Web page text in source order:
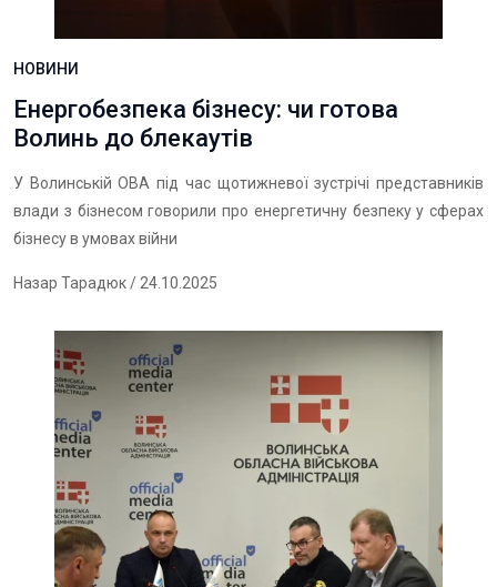
НОВИНИ
Енергобезпека бізнесу: чи готова
Волинь до блекаутів
У Волинській ОВА під час щотижневої зустрічі представників
влади з бізнесом говорили про енергетичну безпеку у сферах
бізнесу в умовах війни
Назар Тарадюк/ 24.10.2025